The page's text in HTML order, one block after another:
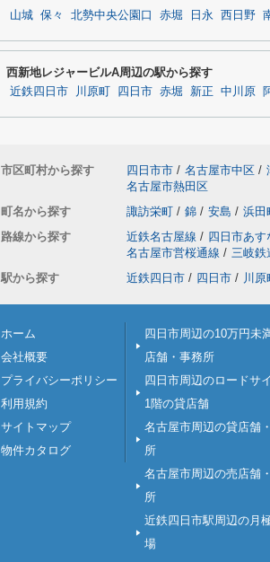
山城 保々 北勢中央公園口 赤堀 日永 西日野
西新地レジャービルA周辺の駅から探す
近鉄四日市 川原町 四日市 赤堀 新正 中川原
市区町村から探す 四日市市 / 名古屋市中区 /
名古屋市熱田区
町名から探す
諏訪栄町 / 錦 / 安島 / 浜田
路線から探す
近鉄名古屋線 / 四日市あす
名古屋市営桜通線 / 三岐鉄
駅から探す
近鉄四日市 / 四日市 / 川原
ホーム
会社概要
プライバシーポリシー
利用規約
サイトマップ
物件カタログ
四日市周辺の10万円未
店舗・事務所
四日市周辺のロードサ
1階の貸店舗
名古屋市周辺の貸店舗
所
名古屋市周辺の売店舗
所
近鉄四日市駅周辺の月
場